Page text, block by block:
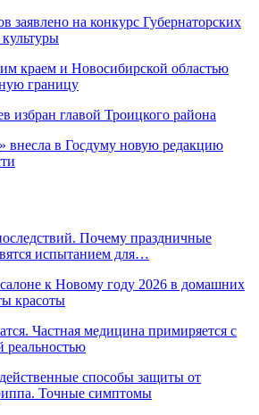
заявлено на конкурс Губернаторских
краем и Новосибирской областью
границу
избран главой Троицкого района
внесла в Госдуму новую редакцию
Почему праздничные
испытанием для…
к Новому году 2026 в домашних
красоты
Частная медицина примиряется с
реальностью
способы защиты от
Точные симптомы